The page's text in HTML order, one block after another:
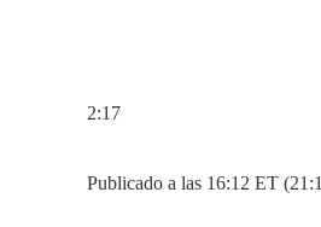
2:17
Publicado a las 16:12 ET